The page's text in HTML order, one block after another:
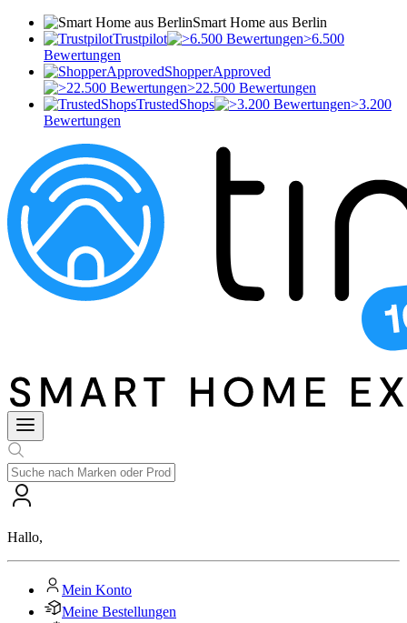
Smart Home aus Berlin
Trustpilot
>6.500
Bewertungen
ShopperApproved
>22.500 Bewertungen
TrustedShops
>3.200
Bewertungen
Hallo,
Mein Konto
Meine Bestellungen